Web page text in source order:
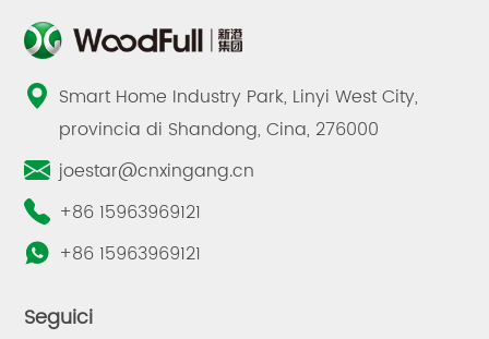
Smart Home Industry Park, Linyi West City,
provincia di Shandong, Cina, 276000
joestar@cnxingang.cn
+86 15963969121
+86 15963969121
Seguici